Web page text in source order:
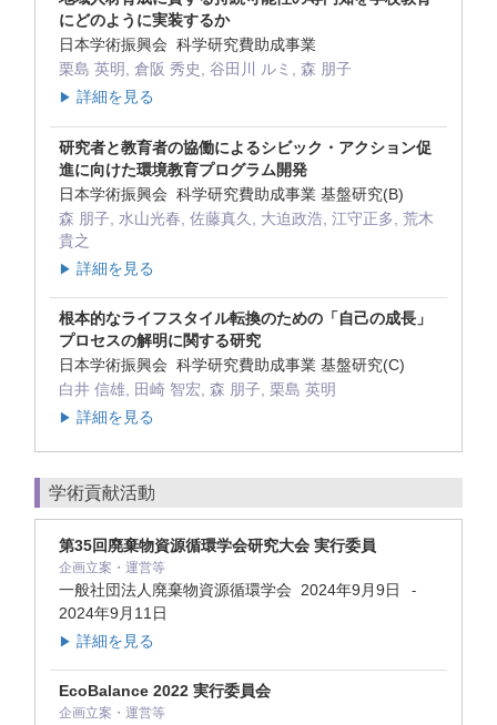
にどのように実装するか
日本学術振興会 科学研究費助成事業
栗島 英明, 倉阪 秀史, 谷田川 ルミ, 森 朋子
▶ 詳細を見る
研究者と教育者の協働によるシビック・アクション促
進に向けた環境教育プログラム開発
日本学術振興会 科学研究費助成事業 基盤研究(B)
森 朋子, 水山光春, 佐藤真久, 大迫政浩, 江守正多, 荒木
貴之
▶ 詳細を見る
根本的なライフスタイル転換のための「自己の成長」
プロセスの解明に関する研究
日本学術振興会 科学研究費助成事業 基盤研究(C)
白井 信雄, 田崎 智宏, 森 朋子, 栗島 英明
▶ 詳細を見る
学術貢献活動
第35回廃棄物資源循環学会研究大会 実行委員
企画立案・運営等
一般社団法人廃棄物資源循環学会 2024年9月9日 -
2024年9月11日
▶ 詳細を見る
EcoBalance 2022 実行委員会
企画立案・運営等